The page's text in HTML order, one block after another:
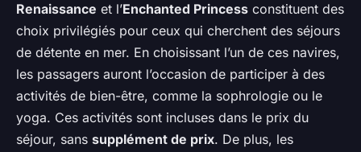
Renaissance et l’Enchanted Princess constituent des
choix privilégiés pour ceux qui cherchent des séjours
de détente en mer. En choisissant l’un de ces navires,
les passagers auront l’occasion de participer à des
activités de bien-être, comme la sophrologie ou le
yoga. Ces activités sont incluses dans le prix du
séjour, sans supplément de prix. De plus, les